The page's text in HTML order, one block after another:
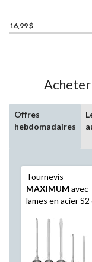
16,99 $
Offres
hebdomadaires
Tournevis
MAXIMUM avec
lames en acier S2